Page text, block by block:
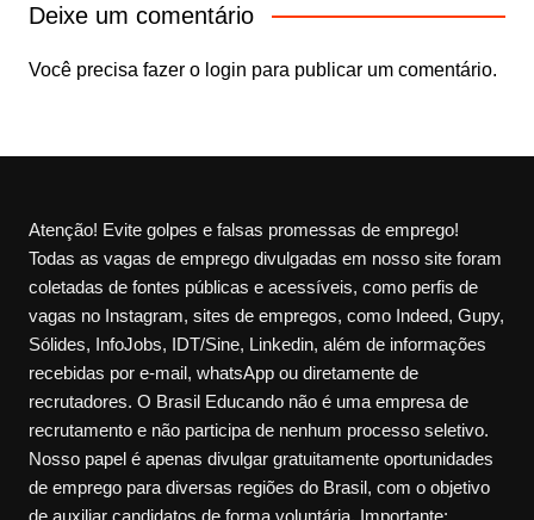
Deixe um comentário
Você precisa fazer o login para publicar um comentário.
Atenção! Evite golpes e falsas promessas de emprego!
Todas as vagas de emprego divulgadas em nosso site foram
coletadas de fontes públicas e acessíveis, como perfis de
vagas no Instagram, sites de empregos, como Indeed, Gupy,
Sólides, InfoJobs, IDT/Sine, Linkedin, além de informações
recebidas por e-mail, whatsApp ou diretamente de
recrutadores. O Brasil Educando não é uma empresa de
recrutamento e não participa de nenhum processo seletivo.
Nosso papel é apenas divulgar gratuitamente oportunidades
de emprego para diversas regiões do Brasil, com o objetivo
de auxiliar candidatos de forma voluntária. Importante: